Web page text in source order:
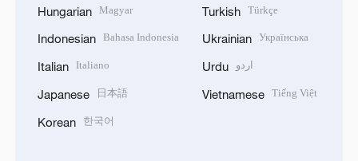
Hungarian Magyar
Indonesian Bahasa Indonesia
Italian Italiano
Japanese 日本語
Korean 한국어
Turkish Türkçe
Ukrainian Українська
Urdu اردو
Vietnamese Tiếng Việt